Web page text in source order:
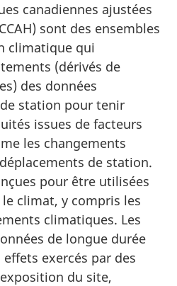
canadiennes ajustées
sont des ensembles
climatique qui
(dérivés de
des données
station pour tenir
issues de facteurs
les changements
de station.
pour être utilisées
climat, y compris les
climatiques. Les
de longue durée
exercés par des
du site,